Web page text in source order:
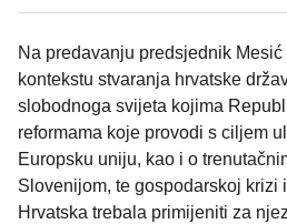
Na predavanju predsjednik
kontekstu stvaranja hrvatske
slobodnoga svijeta kojima
reformama koje provodi s ciljem
Europsku uniju, kao i o
Slovenijom, te gospodarskoj krizi
Hrvatska trebala primijeniti za